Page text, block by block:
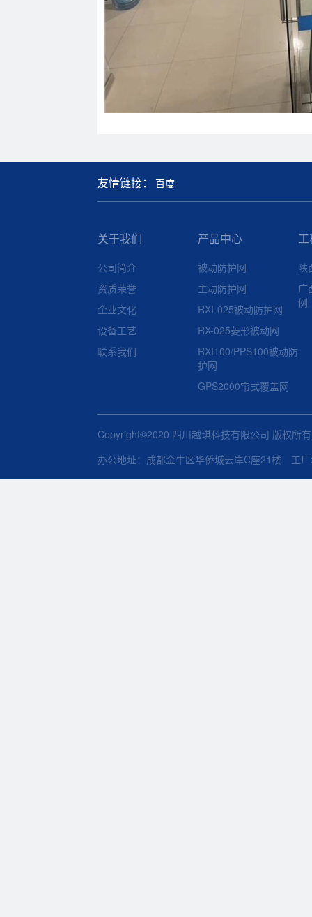
友情链接： 百度
关于我们
公司简介
资质荣誉
企业文化
设备工艺
联系我们
产品中心
被动防护网
主动防护网
RXI-025被动防护网
RX-025菱形被动网
RXI100/PPS100被动防
护网
GPS2000帘式覆盖网
陕
广
例
Copyright©2020 四川越琪科技有限公司 版权所
办公地址：成都金牛区华侨城云岸C座21楼 工